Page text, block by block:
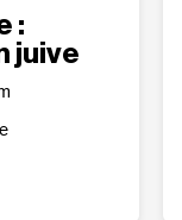
:
juive